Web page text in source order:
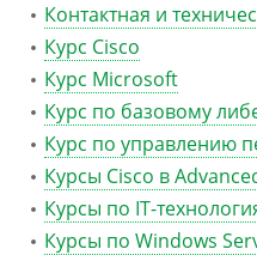
Контактная и
Курс Cisco
Курс Microsoft
Курс по базовому
Курс по управлению
Курсы Cisco в
Курсы по IT-
Курсы по Windows